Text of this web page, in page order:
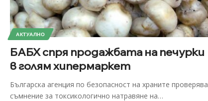
АКТУАЛНО
БАБХ спря продажбата на печурки
в голям хипермаркет
Българска агенция по безопасност на храните проверява
съмнение за токсикологично натравяне на…